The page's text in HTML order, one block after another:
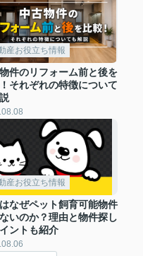
産お役立ち情報
件のリフォーム前と後を
それぞれの特徴について
産お役立ち情報
なぜペット飼育可能物件
いのか？理由と物件探し
ントも紹介